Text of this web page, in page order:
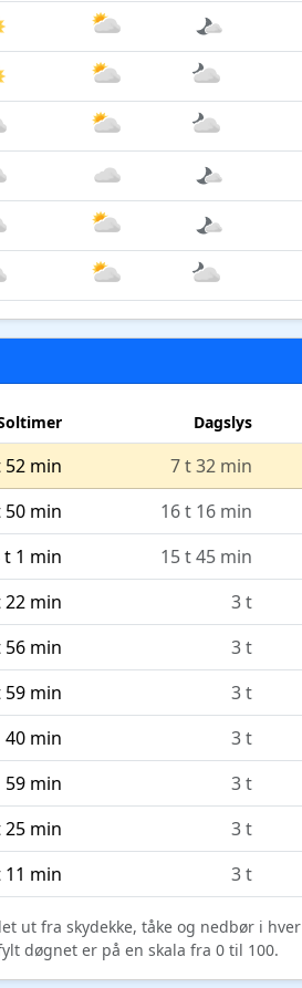
Dagslys
52 min 7 t 32 min
50 min 16 t 16 min
t 1 min 15 t 45 min
22 min 3 t
56 min 3 t
59 min 3 t
40 min 3 t
59 min 3 t
25 min 3 t
11 min 3 t
ut fra skydekke, tåke og nedbør i
døgnet er på en skala fra 0 til 100.